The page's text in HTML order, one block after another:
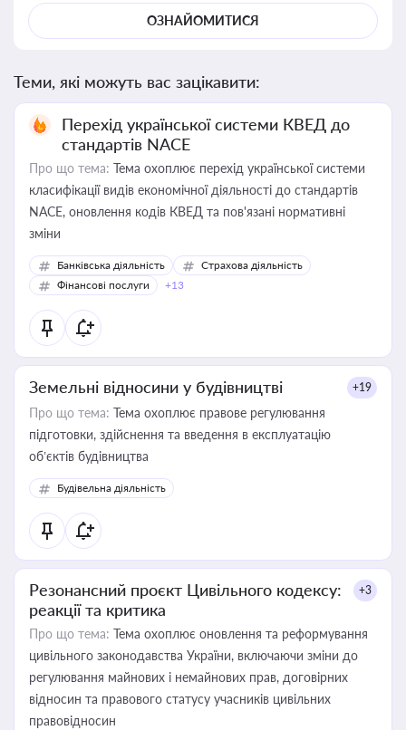
ОЗНАЙОМИТИСЯ
Теми, які можуть вас зацікавити:
Перехід української системи КВЕД до
стандартів NACE
Про що тема: Тема охоплює перехід української системи
класифікації видів економічної діяльності до стандартів
NACE, оновлення кодів КВЕД та пов'язані нормативні
зміни
Банківська діяльність
Страхова діяльність
Фінансові послуги
+13
Земельні відносини у будівництві +19
Про що тема: Тема охоплює правове регулювання
підготовки, здійснення та введення в експлуатацію
об’єктів будівництва
Будівельна діяльність
Резонансний проєкт Цивільного кодексу:
реакції та критика
+3
Про що тема: Тема охоплює оновлення та реформування
цивільного законодавства України, включаючи зміни до
регулювання майнових і немайнових прав, договірних
відносин та правового статусу учасників цивільних
правовідносин